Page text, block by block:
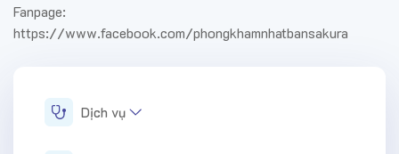
Fanpage:
https://www.facebook.com/phongkhamnhatbansakura
Dịch vụ